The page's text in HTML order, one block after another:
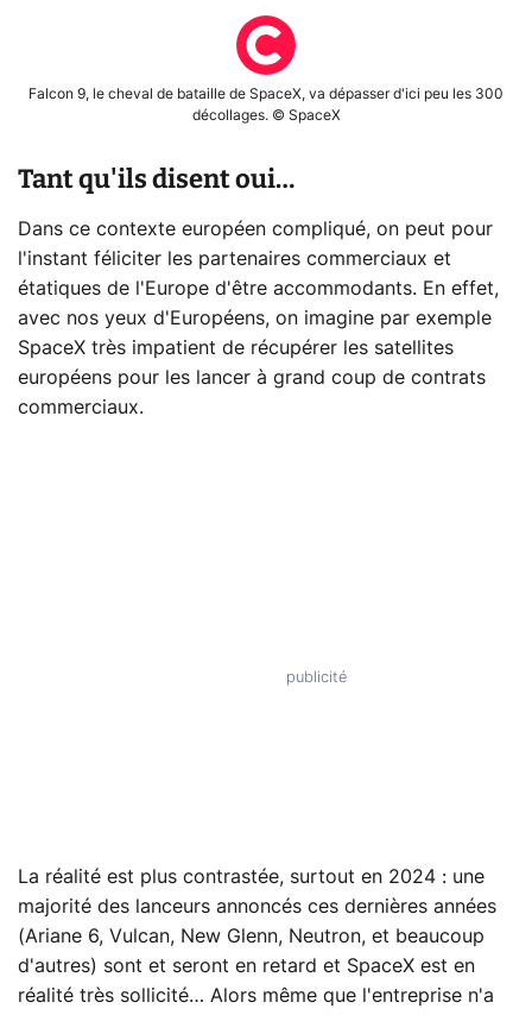
Falcon 9, le cheval de bataille de SpaceX, va dépasser d'ici peu les 300
décollages. © SpaceX
Tant qu'ils disent oui…
Dans ce contexte européen compliqué, on peut pour
l'instant féliciter les partenaires commerciaux et
étatiques de l'Europe d'être accommodants. En effet,
avec nos yeux d'Européens, on imagine par exemple
SpaceX très impatient de récupérer les satellites
européens pour les lancer à grand coup de contrats
commerciaux.
La réalité est plus contrastée, surtout en 2024 : une
majorité des lanceurs annoncés ces dernières années
(Ariane 6, Vulcan, New Glenn, Neutron, et beaucoup
d'autres) sont et seront en retard et SpaceX est en
réalité très sollicité… Alors même que l'entreprise n'a